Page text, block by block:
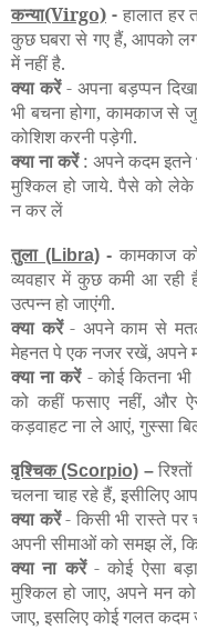
कन्या(Virgo) - हालात
कुछ घबरा से गए हैं, आपको
में नहीं है.
क्या करें- अपना बड़प्पन
भी बचना होगा, कामकाज से
कोशिश करनी पड़ेगी.
क्या ना करें:अपनेकदमइतने
मुश्किल हो जाये. पैसे को लेके
नकरलें
तुला(Libra)- कामकाज
व्यवहार में कुछ कमी आ रही
उत्पन्न हो जाएंगी.
क्या करें- अपने काम से
मेहनत पे एक नजर रखें, अपने
क्या ना करें- कोई कितना
को कहीं फसाए नहीं, और
कड़वाहट ना ले आएं, गुस्सा
वृश्चिक(Scorpio) –
चलना चाह रहे हैं, इसीलिए
क्या करें- किसी भी रास्ते
अपनी सीमाओं को समझ लें,
क्या ना करें- कोई ऐसा
मुश्किल हो जाए, अपने मन
जाए, इसलिए कोई गलत कदम